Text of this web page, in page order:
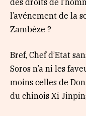
l’avénement de la
Zambèze ?
Bref, Chef d’Etat
Soros n’a ni les
moins celles de
du chinois Xi